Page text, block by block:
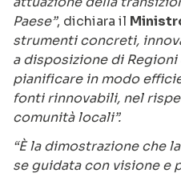
Paese”, dichiara il
strumenti concreti,
a disposizione di
pianificare in modo
fonti rinnovabili, nel
comunità locali”.
“È la dimostrazione che
se guidata con visione e